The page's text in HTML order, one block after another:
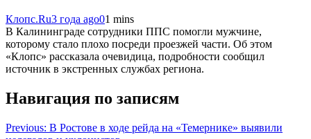
Клопс.Ru3 года ago01 mins
В Калининграде сотрудники ППС помогли мужчине,
которому стало плохо посреди проезжей части. Об этом
«Клопс» рассказала очевидица, подробности сообщил
источник в экстренных службах региона.
Навигация по записям
Previous: В Ростове в ходе рейда на «Темернике» выявили